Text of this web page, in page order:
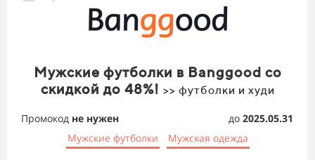
Мужские футболки в Banggood со
скидкой до 48%! >> футболки и худи
Промокод не нужен до 2025.05.31
Мужские футболки
Мужская одежда